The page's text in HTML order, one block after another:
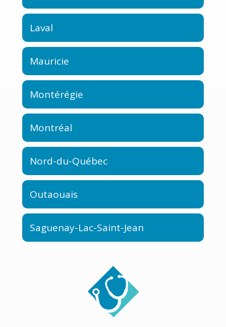
Laval
Mauricie
Montérégie
Montréal
Nord-du-Québec
Outaouais
Saguenay-Lac-Saint-Jean